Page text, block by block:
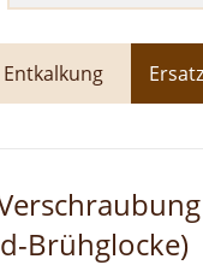
Brühglocke)